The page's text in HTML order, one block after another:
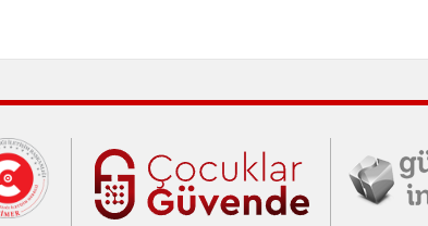
Cumhurbaşkanlığı İletişim Merkezi
Çocuklar